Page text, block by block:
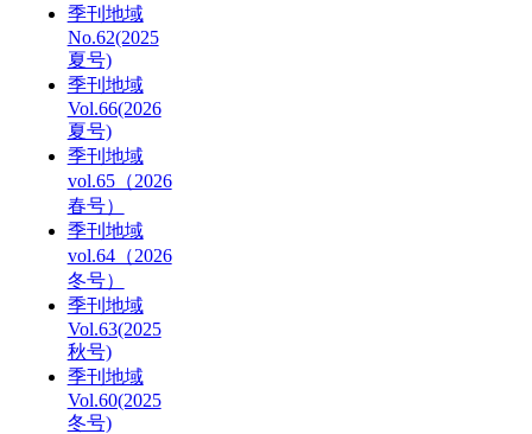
季刊地域
No.62(2025
夏号)
季刊地域
Vol.66(2026
夏号)
季刊地域
vol.65（2026
春号）
季刊地域
vol.64（2026
冬号）
季刊地域
Vol.63(2025
秋号)
季刊地域
Vol.60(2025
冬号)